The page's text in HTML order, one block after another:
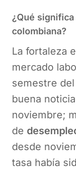
¿Qué
colombiana?
La fortaleza
mercado
semestre
buena
noviembre;
de
desde
tasa había